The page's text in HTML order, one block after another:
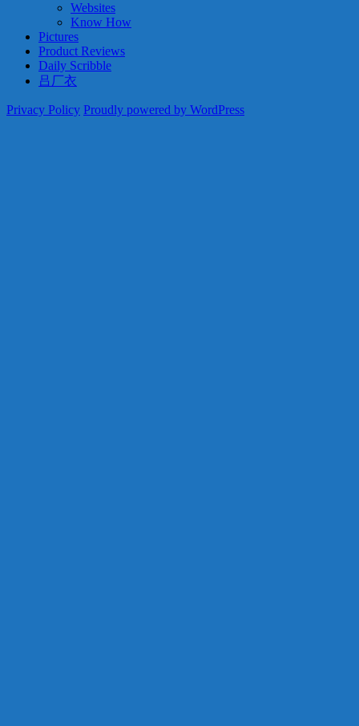
Websites
Know How
Pictures
Product Reviews
Daily Scribble
吕厂衣
Privacy Policy Proudly powered by WordPress